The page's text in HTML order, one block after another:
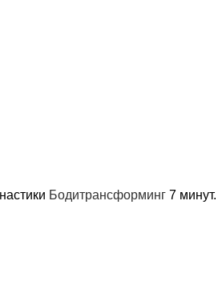
Бодитрансформинг 7 минут.